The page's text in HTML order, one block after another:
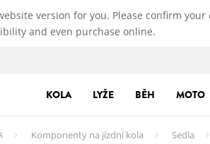
version for you. Please confirm
and even purchase online.
KOLA LYŽE BĚH MOTO
Komponenty na jízdní kola Sedla